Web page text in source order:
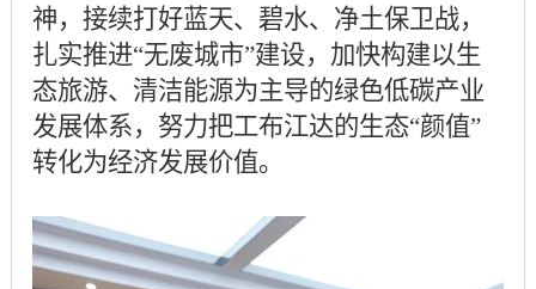
神，接续打好蓝天、碧水、净土保卫战，
扎实推进“无废城市”建设，加快构建以生
态旅游、清洁能源为主导的绿色低碳产业
发展体系，努力把工布江达的生态“颜值”
转化为经济发展价值。